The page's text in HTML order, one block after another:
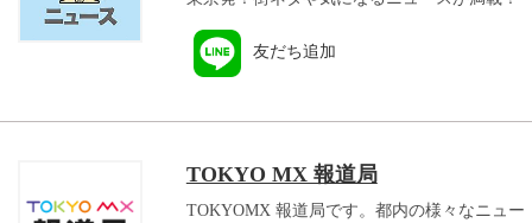
友だち追加
TOKYO MX 報道局
TOKYOMX 報道局です。都内の様々なニュー